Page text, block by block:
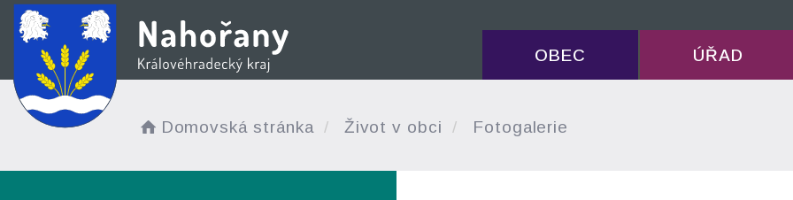
OBEC ÚŘAD
Domovská stránka Život v obci Fotogalerie